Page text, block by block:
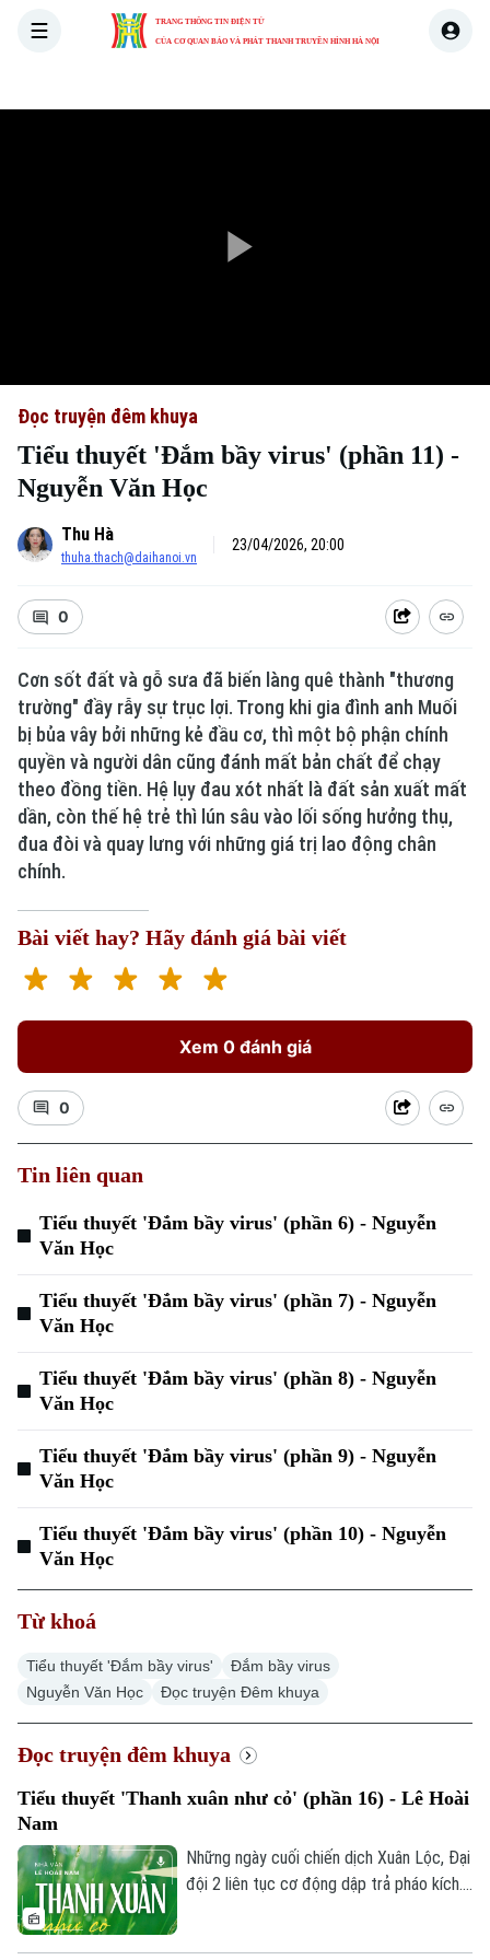
TRANG THÔNG TIN ĐIỆN TỬ
CỦA CƠ QUAN BÁO VÀ PHÁT THANH TRUYỀN HÌNH HÀ NỘI
Xu hướng
Chuyên mục
Thời sự
Hà Nội
Xã hội
An ninh trật tự
Công nghệ
Nhịp sống Hà Nội
Người Hà Nội
Khoảnh khắc Hà Nội
Ẩm thực
Thế giới
Tin tức
Quân sự
Hồ sơ
Người Việt 4 phương
Kinh tế
Cafe sáng
Tài chính Ngân hàng
Doanh nghiệp
Nhà đất
Tin tức
Đầu tư
Tàu và Xe
Ô tô
Tàu
Giáo dục
Đọc truyện đêm khuya
Tiểu thuyết 'Đắm bầy virus' (phần 11) -
Nguyễn Văn Học
Thu Hà
thuha.thach@daihanoi.vn
23/04/2026, 20:00
0
Cơn sốt đất và gỗ sưa đã biến làng quê thành "thương
trường" đầy rẫy sự trục lợi. Trong khi gia đình anh Muối
bị bủa vây bởi những kẻ đầu cơ, thì một bộ phận chính
quyền và người dân cũng đánh mất bản chất để chạy
theo đồng tiền. Hệ lụy đau xót nhất là đất sản xuất mất
dần, còn thế hệ trẻ thì lún sâu vào lối sống hưởng thụ,
đua đòi và quay lưng với những giá trị lao động chân
chính.
Bài viết hay? Hãy đánh giá bài viết
Xem 0 đánh giá
0
Tin liên quan
Tiểu thuyết 'Đắm bầy virus' (phần 6) - Nguyễn
Văn Học
Tiểu thuyết 'Đắm bầy virus' (phần 7) - Nguyễn
Văn Học
Tiểu thuyết 'Đắm bầy virus' (phần 8) - Nguyễn
Văn Học
Tiểu thuyết 'Đắm bầy virus' (phần 9) - Nguyễn
Văn Học
Tiểu thuyết 'Đắm bầy virus' (phần 10) - Nguyễn
Văn Học
Từ khoá
Tiểu thuyết 'Đắm bầy virus'
Đắm bầy virus
Nguyễn Văn Học
Đọc truyện Đêm khuya
Đọc truyện đêm khuya
Tiểu thuyết 'Thanh xuân như cỏ' (phần 16) - Lê Hoài
Nam
Những ngày cuối chiến dịch Xuân Lộc, Đại
đội 2 liên tục cơ động dập trả pháo kích.